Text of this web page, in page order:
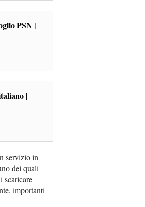
PSN |
|
servizio in
dei quali
scaricare
importanti